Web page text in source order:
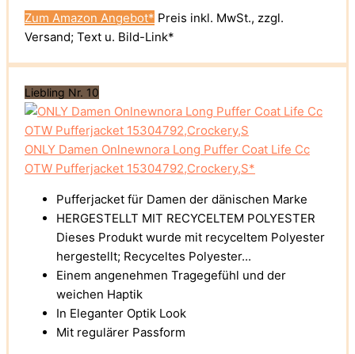
Zum Amazon Angebot* Preis inkl. MwSt., zzgl.
Versand; Text u. Bild-Link*
Liebling Nr. 10
ONLY Damen Onlnewnora Long Puffer Coat Life Cc
OTW Pufferjacket 15304792,Crockery,S*
Pufferjacket für Damen der dänischen Marke
HERGESTELLT MIT RECYCELTEM POLYESTER
Dieses Produkt wurde mit recyceltem Polyester
hergestellt; Recyceltes Polyester...
Einem angenehmen Tragegefühl und der
weichen Haptik
In Eleganter Optik Look
Mit regulärer Passform